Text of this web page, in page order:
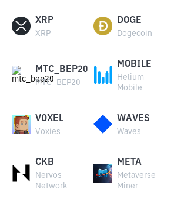
XRP
XRP
DOGE
Dogecoin
MTC_BEP20
MTC_BEP20
MOBILE
Helium
Mobile
VOXEL
Voxies
WAVES
Waves
CKB
Nervos
Network
META
Metaverse
Miner